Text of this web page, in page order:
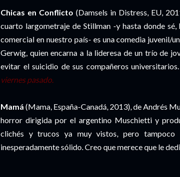
Chicas en Conflicto (Damsels in Distress, EU,
cuarto largometraje de Stillman -y hasta donde
comercial en nuestro país- es una comedia juvenil/
Gerwig, quien encarna a la lideresa de un trío de
evitar el suicidio de sus compañeros universitarios.
viernes pasado.
Mamá (Mama, España-Canadá, 2013), de Andrés
horror dirigida por el argentino Muschietti y
clichés y trucos ya muy vistos, pero
inesperadamente sólido. Creo que merece que le